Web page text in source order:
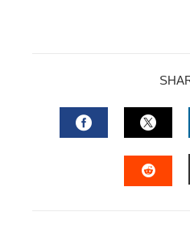
FACEBOOK